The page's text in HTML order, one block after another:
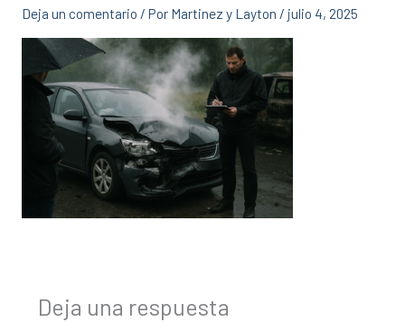
Deja un comentario / Por Martinez y Layton / julio 4, 2025
Deja una respuesta